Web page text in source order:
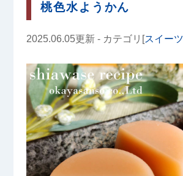
桃色水ようかん
2025.06.05更新 - カテゴリ[スイー